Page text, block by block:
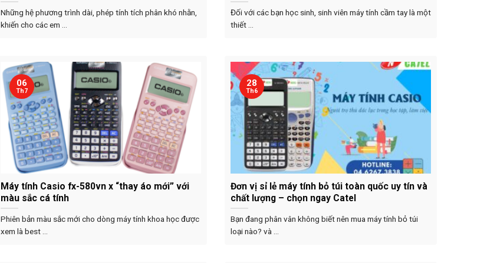
Những hệ phương trình dài, phép tính tích phân khó nhằn,
khiến cho các em ...
Đối với các bạn học sinh, sinh viên máy tính cầm tay là một
thiết ...
Máy tính Casio fx-580vn x “thay áo mới” với
màu sắc cá tính
Phiên bản màu sắc mới cho dòng máy tính khoa học được
xem là best ...
06
Th7
Đơn vị sỉ lẻ máy tính bỏ túi toàn quốc uy tín và
chất lượng – chọn ngay Catel
Bạn đang phân vân không biết nên mua máy tính bỏ túi
loại nào? và ...
28
Th6